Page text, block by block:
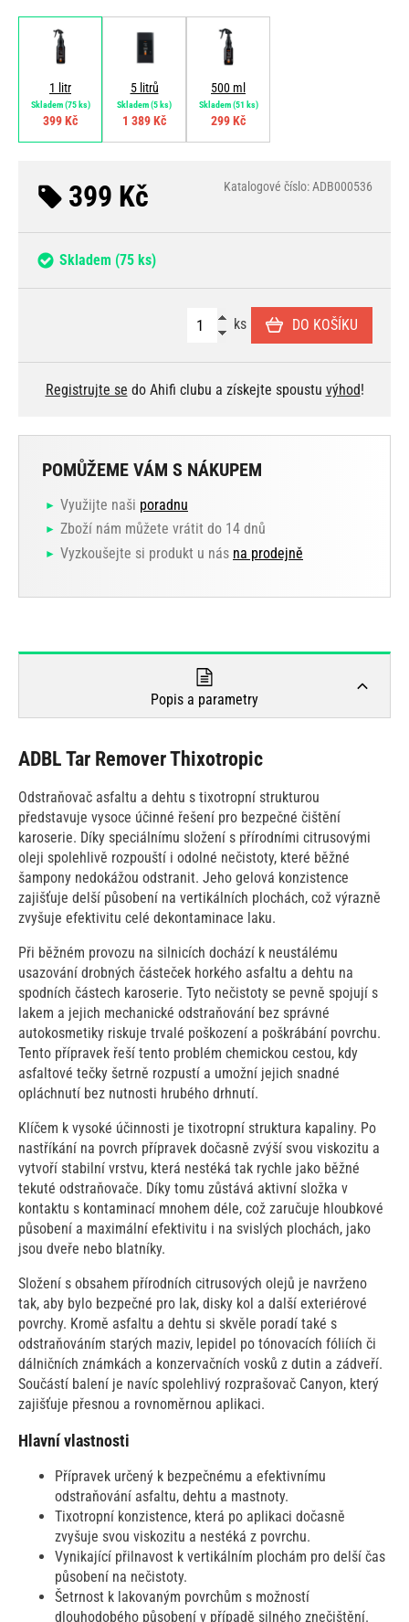
1 litr
Skladem(75 ks)
399 Kč
5 litrů
Skladem(5 ks)
1 389 Kč
500 ml
Skladem(51 ks)
299 Kč
399 Kč Katalogové číslo: ADB000536
Skladem (75 ks)
ks DO KOŠÍKU
Registrujte se do Ahifi clubu a získejte spoustu výhod!
POMŮŽEME VÁM S NÁKUPEM
Využijte naši poradnu
Zboží nám můžete vrátit do 14 dnů
Vyzkoušejte si produkt u nás na prodejně
Popis a parametry
ADBL Tar Remover Thixotropic
Odstraňovač asfaltu a dehtu s tixotropní strukturou
představuje vysoce účinné řešení pro bezpečné čištění
karoserie. Díky speciálnímu složení s přírodními citrusovými
oleji spolehlivě rozpouští i odolné nečistoty, které běžné
šampony nedokážou odstranit. Jeho gelová konzistence
zajišťuje delší působení na vertikálních plochách, což výrazně
zvyšuje efektivitu celé dekontaminace laku.
Při běžném provozu na silnicích dochází k neustálému
usazování drobných částeček horkého asfaltu a dehtu na
spodních částech karoserie. Tyto nečistoty se pevně spojují s
lakem a jejich mechanické odstraňování bez správné
autokosmetiky riskuje trvalé poškození a poškrábání povrchu.
Tento přípravek řeší tento problém chemickou cestou, kdy
asfaltové tečky šetrně rozpustí a umožní jejich snadné
opláchnutí bez nutnosti hrubého drhnutí.
Klíčem k vysoké účinnosti je tixotropní struktura kapaliny. Po
nastříkání na povrch přípravek dočasně zvýší svou viskozitu a
vytvoří stabilní vrstvu, která nestéká tak rychle jako běžné
tekuté odstraňovače. Díky tomu zůstává aktivní složka v
kontaktu s kontaminací mnohem déle, což zaručuje hloubkové
působení a maximální efektivitu i na svislých plochách, jako
jsou dveře nebo blatníky.
Složení s obsahem přírodních citrusových olejů je navrženo
tak, aby bylo bezpečné pro lak, disky kol a další exteriérové
povrchy. Kromě asfaltu a dehtu si skvěle poradí také s
odstraňováním starých maziv, lepidel po tónovacích fóliích či
dálničních známkách a konzervačních vosků z dutin a zádveří.
Součástí balení je navíc spolehlivý rozprašovač Canyon, který
zajišťuje přesnou a rovnoměrnou aplikaci.
Hlavní vlastnosti
Přípravek určený k bezpečnému a efektivnímu
odstraňování asfaltu, dehtu a mastnoty.
Tixotropní konzistence, která po aplikaci dočasně
zvyšuje svou viskozitu a nestéká z povrchu.
Vynikající přilnavost k vertikálním plochám pro delší čas
působení na nečistoty.
Šetrnost k lakovaným povrchům s možností
dlouhodobého působení v případě silného znečištění.